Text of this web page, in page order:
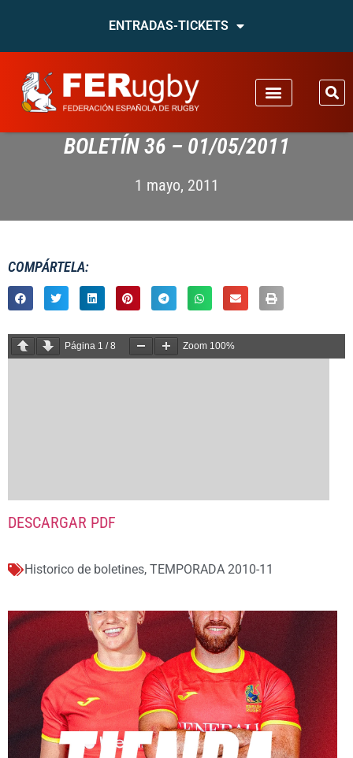
ENTRADAS-TICKETS
BOLETÍN 36 – 01/05/2011
1 mayo, 2011
COMPÁRTELA:
Página 1 /8 Zoom 100%
DESCARGAR PDF
Historico de boletines, TEMPORADA 2010-11